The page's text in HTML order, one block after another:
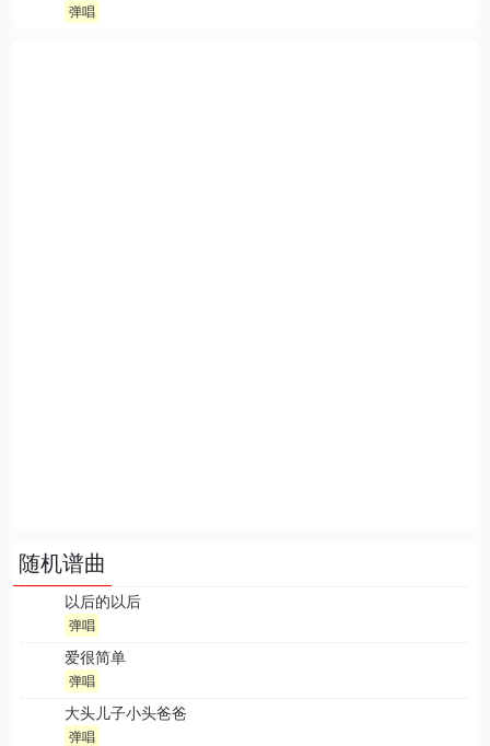
弹唱
随机谱曲
以后的以后
弹唱
爱很简单
弹唱
大头儿子小头爸爸
弹唱